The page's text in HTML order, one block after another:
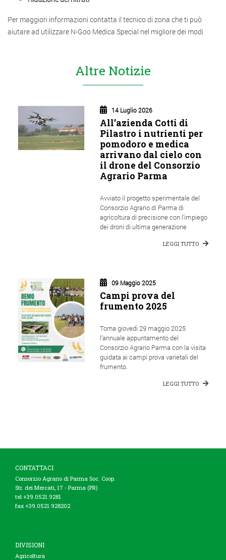
Per maggiori informazioni contatta il tecnico di zona che ti può
aiutare ad utilizzare N-Goo Medica Special nel migliore dei modi
Altre Notizie
14 Luglio 2026
All’azienda Cotti di
Pilastro i nutrienti per
pomodoro e medica
arrivano dal cielo con
il drone del Consorzio
Agrario Parma
Avviato il progetto sperimentale del
Consorzio Agrario di Parma di
agricoltura di precisione con l’impiego
dei droni di ultima generazione
LEGGI TUTTO
09 Maggio 2025
Campi prova del
frumento 2025
Torna giovedì 29 maggio 2025
l’annuale appuntamento del
Consorzio Agrario Parma con la visita
guidata ai campi prova varietali del
frumento.
LEGGI TUTTO
CONTATTACI
Consorzio Agrario di Parma Soc. Coop.
Str. dei Mercati, 17 - Parma (PR)
tel +39.0521.9281
fax +39.0521.928202
DIVISIONI
Agricoltura